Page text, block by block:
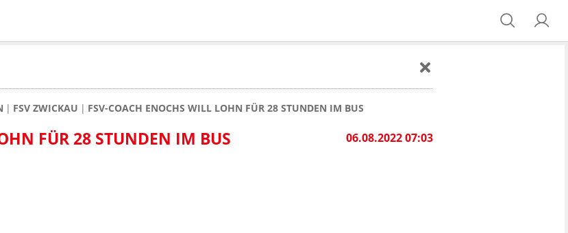
FSV ZWICKAU FSV-COACH ENOCHS WILL LOHN FÜR 28 STUNDEN IM BUS
06.08.2022 07:03
FÜR 28 STUNDEN IM BUS